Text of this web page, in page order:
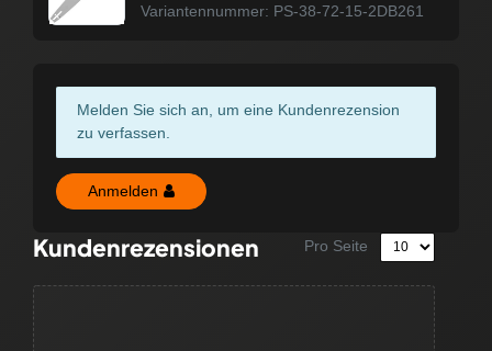
Variantennummer: PS-38-72-15-2DB261
Melden Sie sich an, um eine Kundenrezension
zu verfassen.
Anmelden
Kundenrezensionen Pro Seite